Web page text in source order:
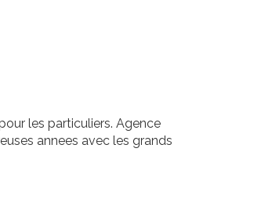
les particuliers. Agence
annees avec les grands